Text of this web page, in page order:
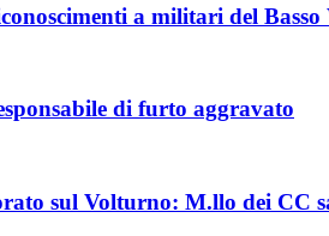
a militari del
di furto aggravato
sul Volturno: M.llo dei CC